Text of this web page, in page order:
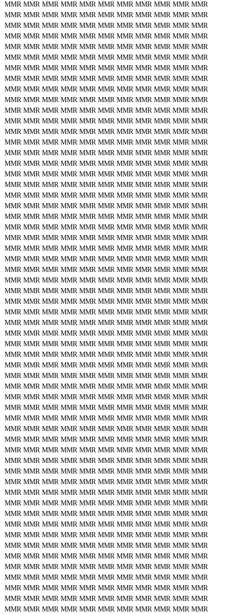
MMR MMR MMR MMR MMR MMR MMR MMR MMR MMR MMR
MMR MMR MMR MMR MMR MMR MMR MMR MMR MMR MMR
MMR MMR MMR MMR MMR MMR MMR MMR MMR MMR MMR
MMR MMR MMR MMR MMR MMR MMR MMR MMR MMR MMR
MMR MMR MMR MMR MMR MMR MMR MMR MMR MMR MMR
MMR MMR MMR MMR MMR MMR MMR MMR MMR MMR MMR
MMR MMR MMR MMR MMR MMR MMR MMR MMR MMR MMR
MMR MMR MMR MMR MMR MMR MMR MMR MMR MMR MMR
MMR MMR MMR MMR MMR MMR MMR MMR MMR MMR MMR
MMR MMR MMR MMR MMR MMR MMR MMR MMR MMR MMR
MMR MMR MMR MMR MMR MMR MMR MMR MMR MMR MMR
MMR MMR MMR MMR MMR MMR MMR MMR MMR MMR MMR
MMR MMR MMR MMR MMR MMR MMR MMR MMR MMR MMR
MMR MMR MMR MMR MMR MMR MMR MMR MMR MMR MMR
MMR MMR MMR MMR MMR MMR MMR MMR MMR MMR MMR
MMR MMR MMR MMR MMR MMR MMR MMR MMR MMR MMR
MMR MMR MMR MMR MMR MMR MMR MMR MMR MMR MMR
MMR MMR MMR MMR MMR MMR MMR MMR MMR MMR MMR
MMR MMR MMR MMR MMR MMR MMR MMR MMR MMR MMR
MMR MMR MMR MMR MMR MMR MMR MMR MMR MMR MMR
MMR MMR MMR MMR MMR MMR MMR MMR MMR MMR MMR
MMR MMR MMR MMR MMR MMR MMR MMR MMR MMR MMR
MMR MMR MMR MMR MMR MMR MMR MMR MMR MMR MMR
MMR MMR MMR MMR MMR MMR MMR MMR MMR MMR MMR
MMR MMR MMR MMR MMR MMR MMR MMR MMR MMR MMR
MMR MMR MMR MMR MMR MMR MMR MMR MMR MMR MMR
MMR MMR MMR MMR MMR MMR MMR MMR MMR MMR MMR
MMR MMR MMR MMR MMR MMR MMR MMR MMR MMR MMR
MMR MMR MMR MMR MMR MMR MMR MMR MMR MMR MMR
MMR MMR MMR MMR MMR MMR MMR MMR MMR MMR MMR
MMR MMR MMR MMR MMR MMR MMR MMR MMR MMR MMR
MMR MMR MMR MMR MMR MMR MMR MMR MMR MMR MMR
MMR MMR MMR MMR MMR MMR MMR MMR MMR MMR MMR
MMR MMR MMR MMR MMR MMR MMR MMR MMR MMR MMR
MMR MMR MMR MMR MMR MMR MMR MMR MMR MMR MMR
MMR MMR MMR MMR MMR MMR MMR MMR MMR MMR MMR
MMR MMR MMR MMR MMR MMR MMR MMR MMR MMR MMR
MMR MMR MMR MMR MMR MMR MMR MMR MMR MMR MMR
MMR MMR MMR MMR MMR MMR MMR MMR MMR MMR MMR
MMR MMR MMR MMR MMR MMR MMR MMR MMR MMR MMR
MMR MMR MMR MMR MMR MMR MMR MMR MMR MMR MMR
MMR MMR MMR MMR MMR MMR MMR MMR MMR MMR MMR
MMR MMR MMR MMR MMR MMR MMR MMR MMR MMR MMR
MMR MMR MMR MMR MMR MMR MMR MMR MMR MMR MMR
MMR MMR MMR MMR MMR MMR MMR MMR MMR MMR MMR
MMR MMR MMR MMR MMR MMR MMR MMR MMR MMR MMR
MMR MMR MMR MMR MMR MMR MMR MMR MMR MMR MMR
MMR MMR MMR MMR MMR MMR MMR MMR MMR MMR MMR
MMR MMR MMR MMR MMR MMR MMR MMR MMR MMR MMR
MMR MMR MMR MMR MMR MMR MMR MMR MMR MMR MMR
MMR MMR MMR MMR MMR MMR MMR MMR MMR MMR MMR
MMR MMR MMR MMR MMR MMR MMR MMR MMR MMR MMR
MMR MMR MMR MMR MMR MMR MMR MMR MMR MMR MMR
MMR MMR MMR MMR MMR MMR MMR MMR MMR MMR MMR
MMR MMR MMR MMR MMR MMR MMR MMR MMR MMR MMR
MMR MMR MMR MMR MMR MMR MMR MMR MMR MMR MMR
MMR MMR MMR MMR MMR MMR MMR MMR MMR MMR MMR
MMR MMR MMR MMR MMR MMR MMR MMR MMR MMR MMR